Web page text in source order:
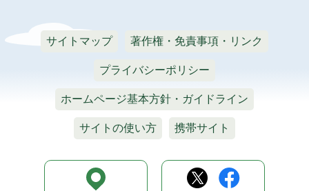
サイトマップ 著作権・免責事項・リンク
プライバシーポリシー
ホームページ基本方針・ガイドライン
サイトの使い方 携帯サイト